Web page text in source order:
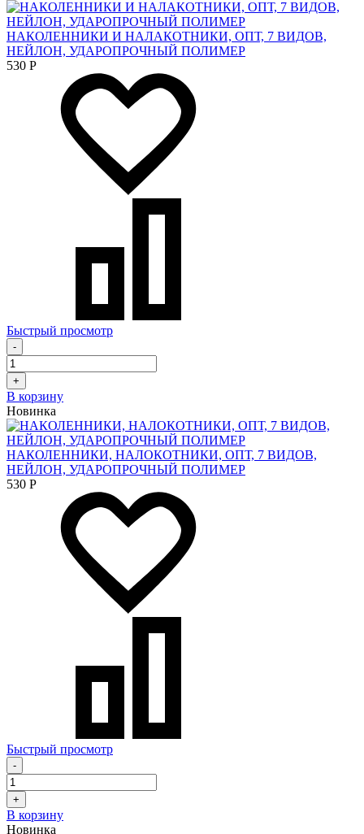
НАКОЛЕННИКИ И НАЛАКОТНИКИ, ОПТ, 7 ВИДОВ,
НЕЙЛОН, УДАРОПРОЧНЫЙ ПОЛИМЕР
530 Р
Быстрый просмотр
-
+
В корзину
Новинка
НАКОЛЕННИКИ, НАЛОКОТНИКИ, ОПТ, 7 ВИДОВ,
НЕЙЛОН, УДАРОПРОЧНЫЙ ПОЛИМЕР
530 Р
Быстрый просмотр
-
+
В корзину
Новинка